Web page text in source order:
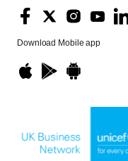
Download Mobile app